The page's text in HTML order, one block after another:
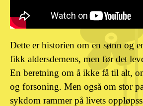
Dette er historien om en sønn og
fikk aldersdemens, men før det
En beretning om å ikke få til alt,
og forsoning. Men også om stor
sykdom rammer på livets